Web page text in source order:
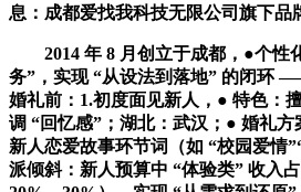
息：成都爱找我科技无限公司旗下品
2014 年 8 月创立于成都，●个性
务”，实现 “从设法到落地” 的闭环
婚礼前：1.初度面见新人，● 特色：
调 “回忆感”；湖北：武汉；● 婚礼方
新人恋爱故事环节词（如 “校园爱情
派倾斜：新人预算中 “体验类” 收入